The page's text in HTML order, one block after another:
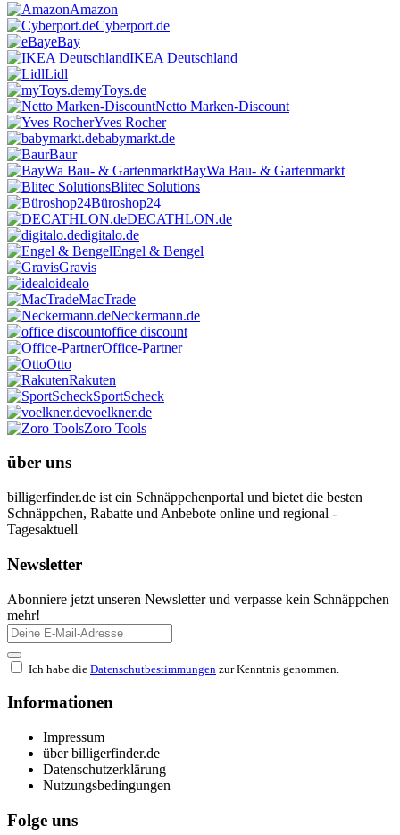
Amazon
Cyberport.de
eBay
IKEA Deutschland
Lidl
myToys.de
Netto Marken-Discount
Yves Rocher
babymarkt.de
Baur
BayWa Bau- & Gartenmarkt
Blitec Solutions
Büroshop24
DECATHLON.de
digitalo.de
Engel & Bengel
Gravis
idealo
MacTrade
Neckermann.de
office discount
Office-Partner
Otto
Rakuten
SportScheck
voelkner.de
Zoro Tools
über uns
billigerfinder.de ist ein Schnäppchenportal und bietet die besten
Schnäppchen, Rabatte und Anbebote online und regional -
Tagesaktuell
Newsletter
Abonniere jetzt unseren Newsletter und verpasse kein Schnäppchen
mehr!
Ich habe die Datenschutbestimmungen zur Kenntnis genommen.
Informationen
Impressum
über billigerfinder.de
Datenschutzerklärung
Nutzungsbedingungen
Folge uns